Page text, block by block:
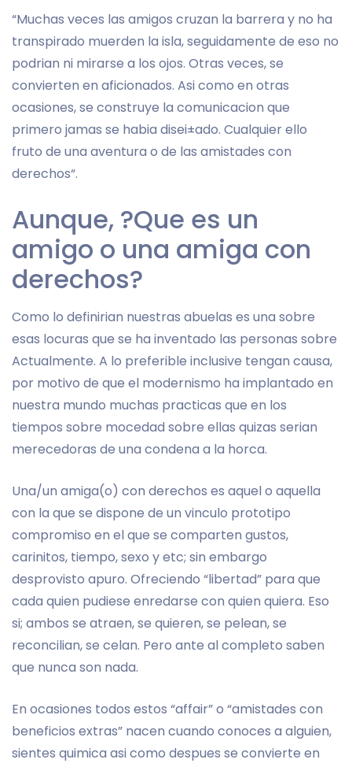
“Muchas veces las amigos cruzan la barrera y no ha
transpirado muerden la isla, seguidamente de eso no
podri­an ni mirarse a los ojos. Otras veces, se
convierten en aficionados. Asi­ como en otras
ocasiones, se construye la comunicacion que
primero jamas se habia disei±ado. Cualquier ello
fruto de una aventura o de las amistades con
derechos“.
Aunque, ?Que es un
amigo o una amiga con
derechos?
Como lo definirian nuestras abuelas es una sobre
esas locuras que se ha inventado las personas sobre
Actualmente. A lo preferible inclusive tengan causa,
por motivo de que el modernismo ha implantado en
nuestra mundo muchas practicas que en los
tiempos sobre mocedad sobre ellas quizas serian
merecedoras de una condena a la horca.
Una/un amiga(o) con derechos es aquel o aquella
con la que se dispone de un vinculo prototipo
compromiso en el que se comparten gustos,
carinitos, tiempo, sexo y etc; sin embargo
desprovisto apuro. Ofreciendo “libertad” para que
cada quien pudiese enredarse con quien quiera. Eso
si; ambos se atraen, se quieren, se pelean, se
reconcilian, se celan. Pero ante al completo saben
que nunca son nada.
En ocasiones todos estos “affair” o “amistades con
beneficios extras” nacen cuando conoces a alguien,
sientes quimica asi­ como despues se convierte en